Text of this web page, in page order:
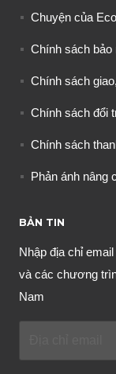
Chuyện của
Chính sách bảo
Chính sách
Chính sách đổi
Chính sách
Phản ánh nâng
BẢN TIN
Nhập địa chỉ
và các chương
Nam